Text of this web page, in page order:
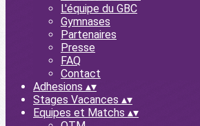
L'équipe du GBC
Gymnases
Partenaires
Presse
FAQ
Contact
Adhesions ▴▾
Stages Vacances ▴▾
Equipes et Matchs ▴▾